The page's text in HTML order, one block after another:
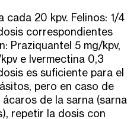
cada 20 kpv. Felinos: 1/4
correspondientes
Praziquantel 5 mg/kpv,
e Ivermectina 0,3
es suficiente para el
pero en caso de
de la sarna (sarna
repetir la dosis con